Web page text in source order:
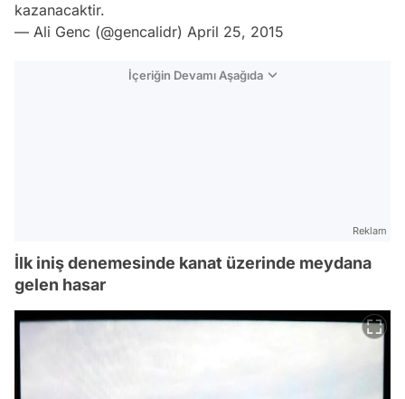
kazanacaktir.
— Ali Genc (@gencalidr) April 25, 2015
İçeriğin Devamı Aşağıda
Reklam
İlk iniş denemesinde kanat üzerinde meydana
gelen hasar